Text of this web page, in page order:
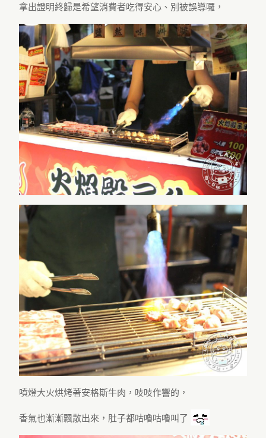
拿出證明終歸是希望消費者吃得安心、別被誤導囉，
噴燈大火烘烤著安格斯牛肉，吱吱作響的，
香氣也漸漸飄散出來，肚子都咕嚕咕嚕叫了